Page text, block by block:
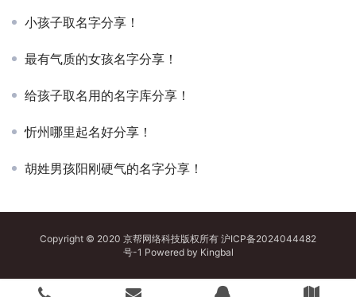
小孩子取名字分享！
最有气质的女孩名字分享！
给孩子取名用的名字库分享！
忻州哪里起名好分享！
胡姓男孩阳刚硬气的名字分享！
Copyright © 2020 京帮网络科技版权所有 沪ICP备2024044482
号-1 Powered by Kingbal